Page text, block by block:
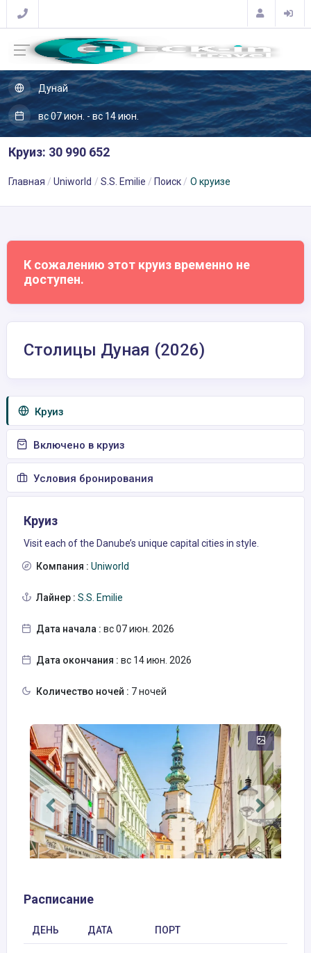
Дунай
вс 07 июн. - вс 14 июн.
Круиз: 30 990 652
Главная Uniworld S.S. Emilie Поиск О круизе
К сожалению этот круиз временно не
доступен.
Столицы Дуная (2026)
Круиз
Включено в круиз
Условия бронирования
Круиз
Visit each of the Danube’s unique capital cities in style.
Компания : Uniworld
Лайнер : S.S. Emilie
Дата начала : вс 07 июн. 2026
Дата окончания : вс 14 июн. 2026
Количество ночей : 7 ночей
Расписание
ДЕНЬ ДАТА ПОРТ